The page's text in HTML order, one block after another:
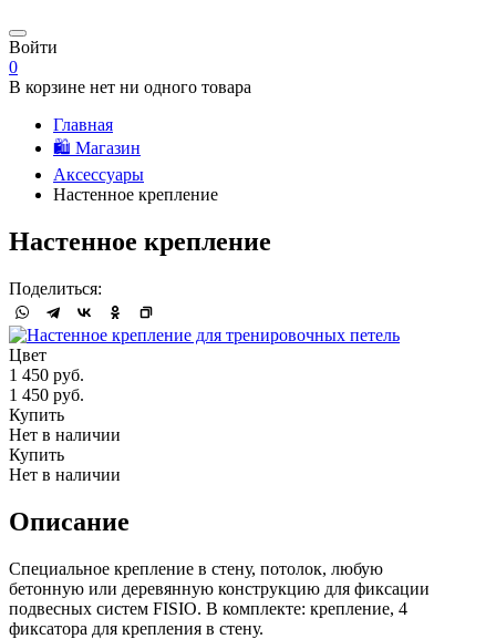
Войти
0
В корзине нет ни одного товара
Главная
🛍️ Магазин
Аксессуары
Настенное крепление
Настенное крепление
Поделиться:
Цвет
1 450 руб.
1 450 руб.
Купить
Нет в наличии
Купить
Нет в наличии
Описание
Специальное крепление в стену, потолок, любую
бетонную или деревянную конструкцию для фиксации
подвесных систем FISIO. В комплекте: крепление, 4
фиксатора для крепления в стену.